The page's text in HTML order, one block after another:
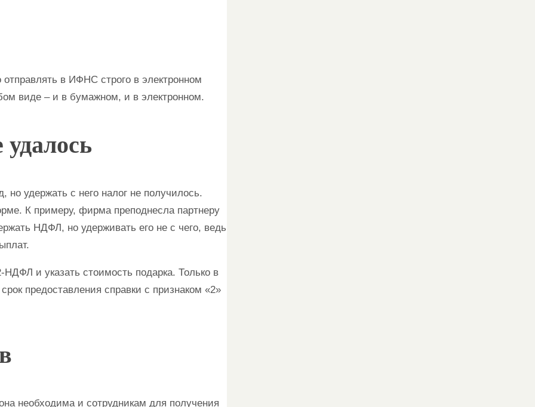
в ИФНС строго в электронном
виде – и в бумажном, и в электронном.
удержать с него налог не получилось.
К примеру, фирма преподнесла партнеру
НДФЛ, но удерживать его не с чего, ведь
и указать стоимость подарка. Только в
предоставления справки с признаком «2»
необходима и сотрудникам для получения